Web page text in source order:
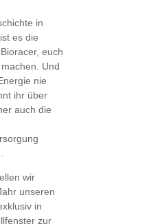
in
es die
euch
Und
nie
ihr über
auch die
wir
unseren
in
zur